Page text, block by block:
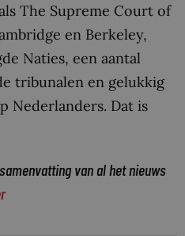
The Supreme Court of
en Berkeley,
Naties, een aantal
tribunalen en gelukkig
Nederlanders. Dat is
van al het nieuws